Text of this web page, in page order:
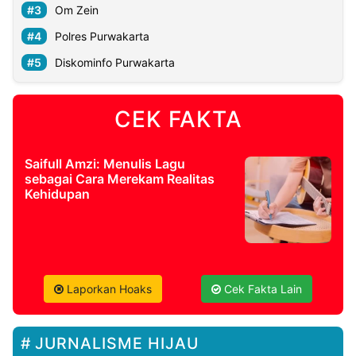
Om Zein
Polres Purwakarta
Diskominfo Purwakarta
CEK FAKTA
Saifull Amzi: Menulis Lagu
sebagai Cara Merekam Realitas
Kehidupan
Laporkan Hoaks Cek Fakta Lain
JURNALISME HIJAU